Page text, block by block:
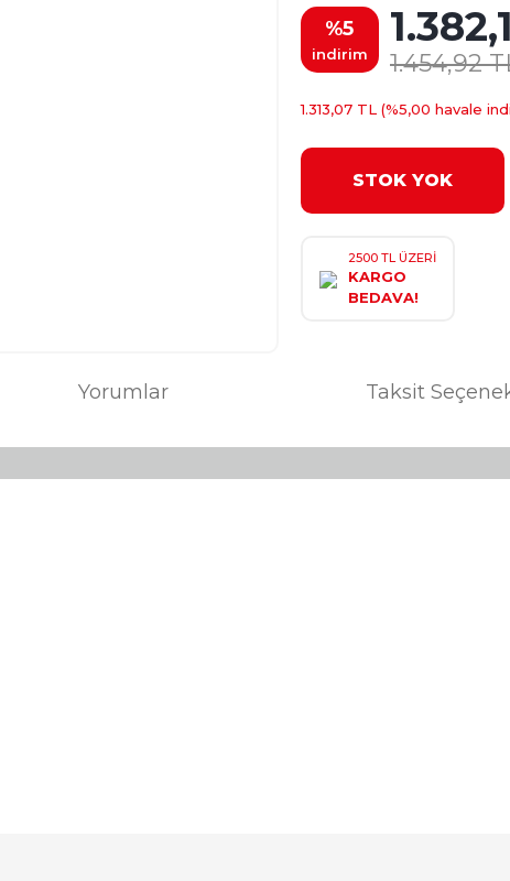
%5
indirim 1.454,92
1.313,07 TL (%5,00 havale
STOK YOK
2500 TL ÜZERİ
KARGO
BEDAVA!
Yorumlar Taksit